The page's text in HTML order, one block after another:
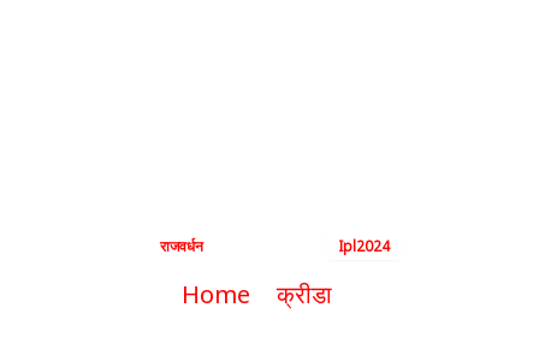
Byराजवर्धन Ipl2024
Home
क्रीडा